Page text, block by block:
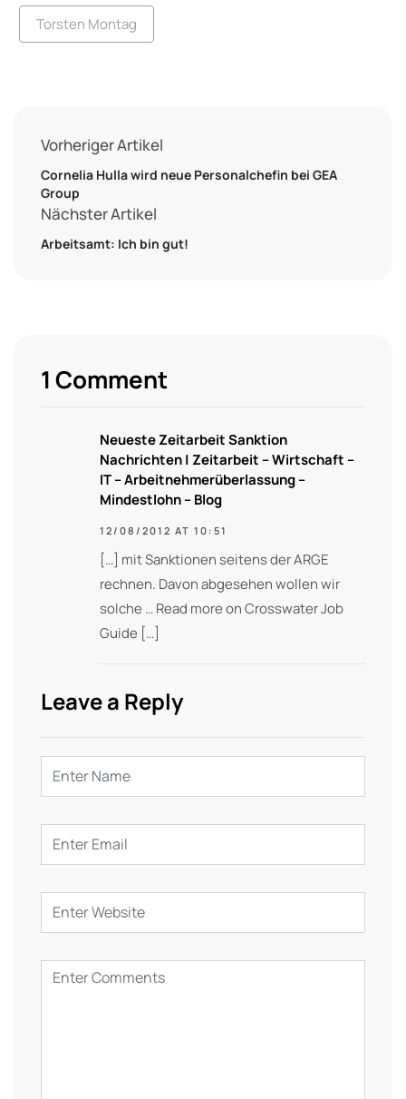
Torsten Montag
Vorheriger Artikel
Cornelia Hulla wird neue Personalchefin bei GEA
Group
Nächster Artikel
Arbeitsamt: Ich bin gut!
1 Comment
Neueste Zeitarbeit Sanktion
Nachrichten | Zeitarbeit – Wirtschaft –
IT – Arbeitnehmerüberlassung –
Mindestlohn – Blog
12/08/2012 AT 10:51
[…] mit Sanktionen seitens der ARGE
rechnen. Davon abgesehen wollen wir
solche … Read more on Crosswater Job
Guide […]
Leave a Reply